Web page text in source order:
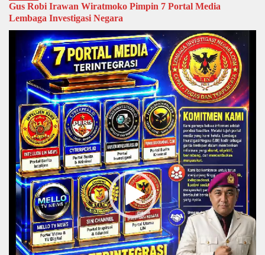
Gus Robi Irawan Wiratmoko Pimpin 7 Portal Media
Lembaga Investigasi Negara
Video
Player